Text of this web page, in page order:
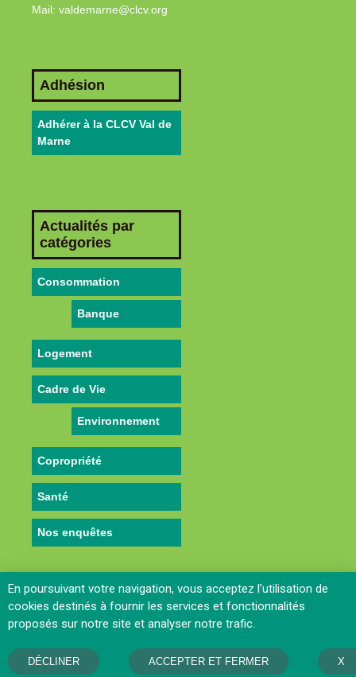
Mail: valdemarne@clcv.org
Adhésion
Adhérer à la CLCV Val de
Marne
Actualités par
catégories
Consommation
Banque
Logement
Cadre de Vie
Environnement
Copropriété
Santé
Nos enquêtes
Mentions legales
confidentialité
En poursuivant votre navigation, vous acceptez l’utilisation de
cookies destinés à fournir les services et fonctionnalités
proposés sur notre site et analyser notre trafic.
DÉCLINER ACCEPTER ET FERMER X